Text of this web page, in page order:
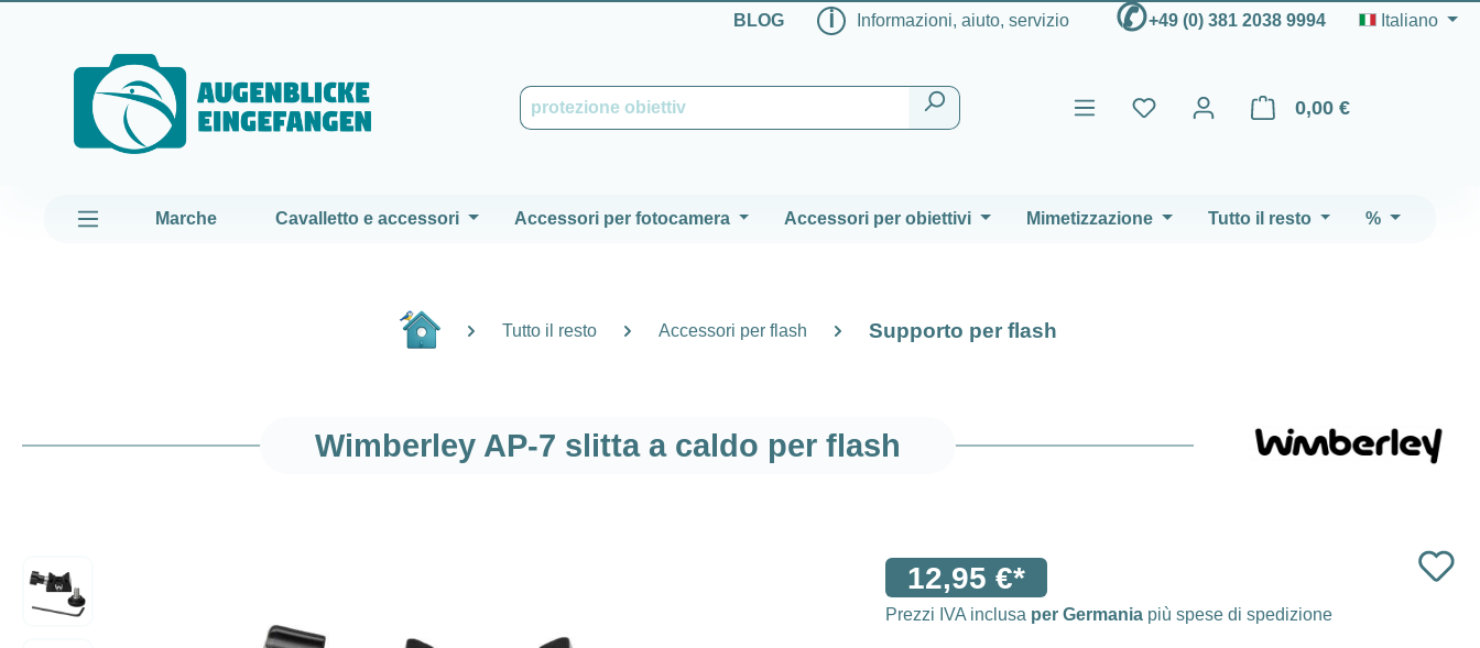
BLOG ℹ Informazioni, aiuto, servizio ✆+49 (0) 381 2038 9994 Italiano
0,00 €
Il carrello contiene 0
Marche Cavalletto e accessori Accessori per fotocamera Accessori per obiettivi Mimetizzazione Tutto il resto %
Tutto il resto Accessori per flash Supporto per flash
Wimberley AP-7 slitta a caldo per flash
12,95 €*
Prezzi IVA inclusa per Germania più spese di spedizione